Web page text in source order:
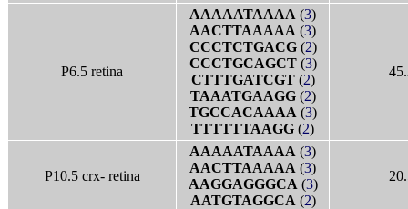
P6.5 retina
AAAAATAAAA (3)
AACTTAAAAA (3)
CCCTCTGACG(2)
CCCTGCAGCT(3)
CTTTGATCGT(2)
TAAATGAAGG(2)
TGCCACAAAA (3)
TTTTTTAAGG (2)
P10.5 crx- retina
AAAAATAAAA (3)
AACTTAAAAA (3)
AAGGAGGGCA (3)
AATGTAGGCA (2)